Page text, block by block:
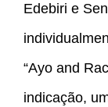
Edebiri e
“Ayo and
indicação,